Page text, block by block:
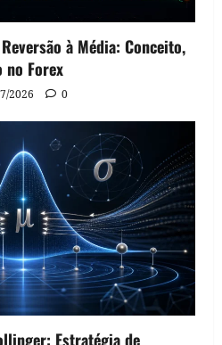
à Média: Conceito,
no Forex
2026 0
Estratégia de